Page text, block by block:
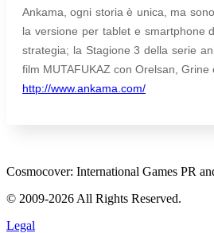
Ankama, ogni storia è unica, ma
la versione per tablet e smartphone
strategia; la Stagione 3 della serie
film MUTAFUKAZ con Orelsan,
http://www.ankama.com/
Cosmocover: International Games PR
© 2009-2026 All Rights Reserved.
Legal